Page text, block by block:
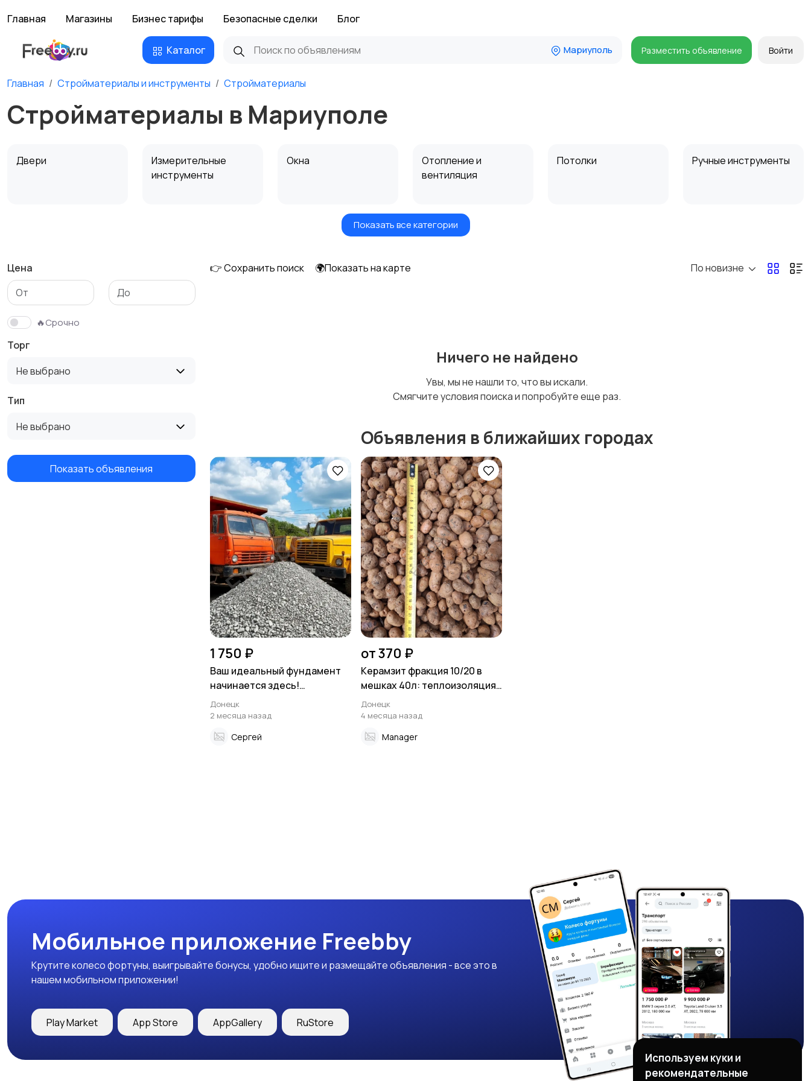
Главная Магазины Бизнес тарифы Безопасные сделки Блог
Каталог Мариуполь Разместить объявление Войти
Главная Стройматериалы и инструменты Стройматериалы
Стройматериалы в Мариуполе
Двери
Измерительные
инструменты
Окна
Отопление и
вентиляция
Потолки Ручные инструменты
Электроинструмент
Показать все категории
Цена
🔥Срочно
Торг
Не выбрано
Тип
Не выбрано
Показать объявления
👉 Сохранить поиск 🌍Показать на карте По новизне
Ничего не найдено
Увы, мы не нашли то, что вы искали.
Смягчите условия поиска и попробуйте еще раз.
Объявления в ближайших городах
1 750 ₽
Ваш идеальный фундамент
начинается здесь!
Доломитный щебень от
производителя с доставкой!
Донецк
2 месяца назад
Сергей
от 370 ₽
Керамзит фракция 10/20 в
мешках 40л: теплоизоляция
для строительства
Донецк
4 месяца назад
Manager
Мобильное приложение Freebby
Крутите колесо фортуны, выигрывайте бонусы, удобно ищите и размещайте объявления - все это в
нашем мобильном приложении!
Play Market App Store AppGallery RuStore
Используем куки и
рекомендательные